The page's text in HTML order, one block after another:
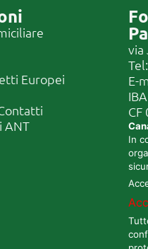
Europei
ANT
via
Tel:
E-
CF
In